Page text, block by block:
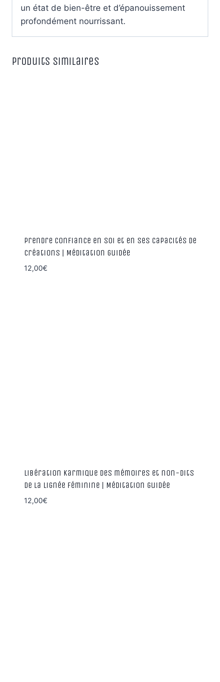
un état de bien-être et d’épanouissement
profondément nourrissant.
Produits similaires
Prendre confiance en soi et en ses capacités de
créations | Méditation guidée
12,00€
Libération karmique des mémoires et non-dits
de la lignée féminine | Méditation guidée
12,00€